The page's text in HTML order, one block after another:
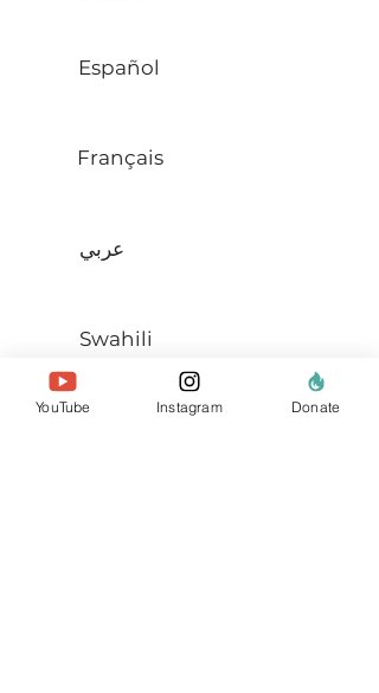
Español
Français
عربي
Swahili
YouTube Instagram Donate